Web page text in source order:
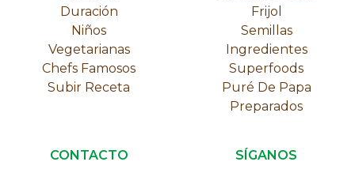
Duración
Niños
Vegetarianas
Chefs Famosos
Subir Receta
Frijol
Semillas
Ingredientes
Superfoods
Puré De Papa
Preparados
CONTACTO SÍGANOS